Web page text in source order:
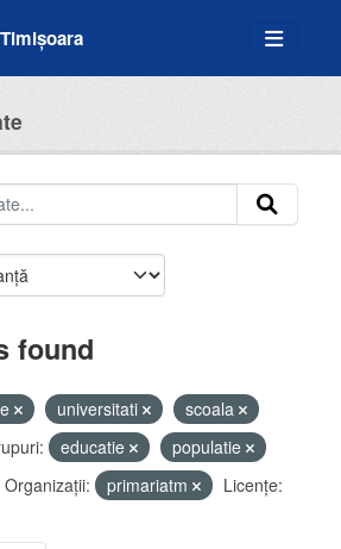
found
universitati
scoala
educatie
populatie
Organizații: primariatm
Licenţe: